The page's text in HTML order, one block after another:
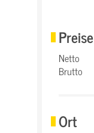
Preise
Netto
Brutto
Ort